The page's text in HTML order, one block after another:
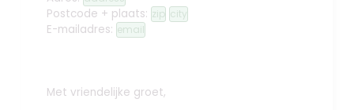
Postcode + plaats: zip city
E-mailadres: email
Met vriendelijke groet,